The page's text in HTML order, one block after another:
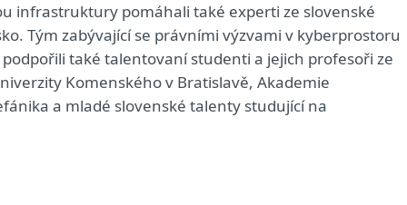
infrastruktury pomáhali také experti ze slovenské
Tým zabývající se právními výzvami v kyberprostoru
také talentovaní studenti a jejich profesoři ze
Komenského v Bratislavě, Akademie
a mladé slovenské talenty studující na